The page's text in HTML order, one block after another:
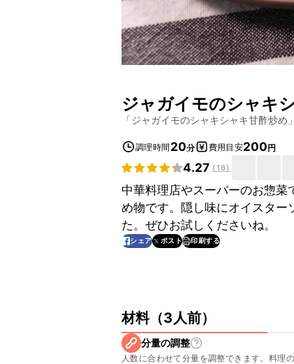
ジャガイモのシャキ
「ジャガイモのシャキシャキ甘酢炒め
調理時間 20分 費用目安200円
4.27 (16)
中華料理店やスーパーのお惣
め物です。隠し味にオイスター
た。ぜひお試しくださいね。
シェア ポスト 印刷する
材料（3人前）
分量の調整
人数に合わせて分量を調整できます。料理